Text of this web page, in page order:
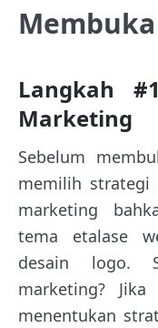
Langkah
Marketing
Sebelum
memilih strategi
marketing
tema etalase
desain logo.
marketing?
menentukan